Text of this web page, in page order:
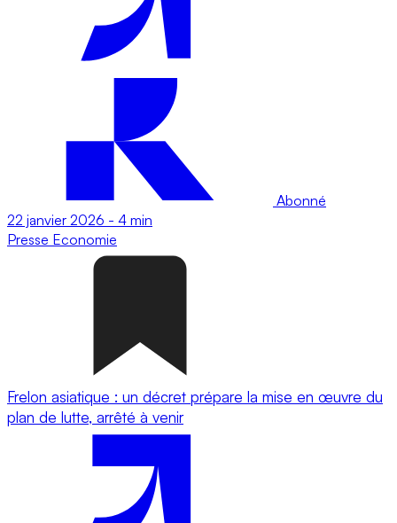
Abonné
22 janvier 2026 - 4 min
Presse Economie
Frelon asiatique : un décret prépare la mise en œuvre du
plan de lutte, arrêté à venir